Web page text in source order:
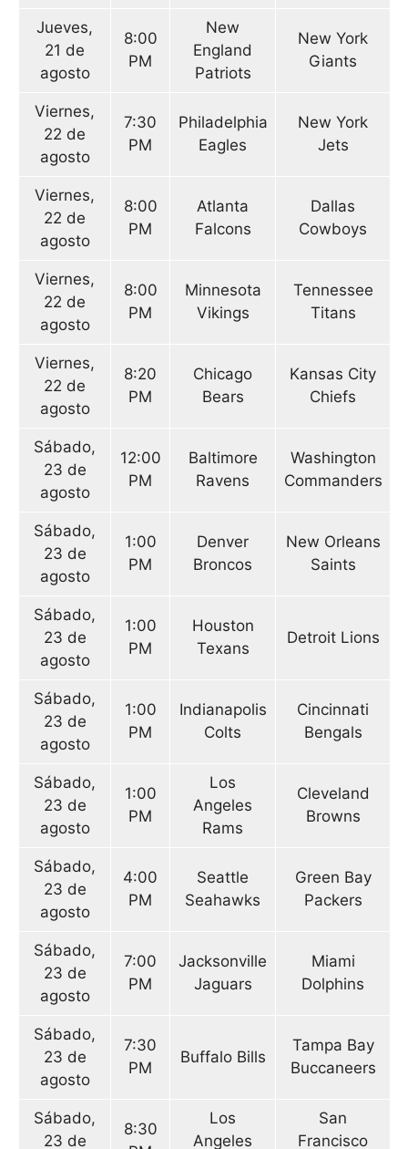
Jueves,
21 de
agosto
8:00
PM
New
England
Patriots
New York
Giants
Viernes,
22 de
agosto
7:30
PM
Philadelphia
Eagles
New York
Jets
Viernes,
22 de
agosto
8:00
PM
Atlanta
Falcons
Dallas
Cowboys
Viernes,
22 de
agosto
8:00
PM
Minnesota
Vikings
Tennessee
Titans
Viernes,
22 de
agosto
8:20
PM
Chicago
Bears
Kansas City
Chiefs
Sábado,
23 de
agosto
12:00
PM
Baltimore
Ravens
Washington
Commanders
Sábado,
23 de
agosto
1:00
PM
Denver
Broncos
New Orleans
Saints
Sábado,
23 de
agosto
1:00
PM
Houston
Texans
Detroit Lions
Sábado,
23 de
agosto
1:00
PM
Indianapolis
Colts
Cincinnati
Bengals
Sábado,
23 de
agosto
1:00
PM
Los
Angeles
Rams
Cleveland
Browns
Sábado,
23 de
agosto
4:00
PM
Seattle
Seahawks
Green Bay
Packers
Sábado,
23 de
agosto
7:00
PM
Jacksonville
Jaguars
Miami
Dolphins
Sábado,
23 de
agosto
7:30
PM
Buffalo Bills
Tampa Bay
Buccaneers
Sábado,
23 de
8:30
Los
Angeles
San
Francisco